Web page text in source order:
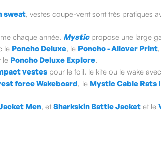
sweat, vestes coupe-vent sont très pratiques
chaque année, Mysticpropose une large
le Poncho Deluxe, le Poncho - Allover Print
le Poncho Deluxe Explore.
vestes pour le foil, le kite ou le wake
force Wakeboard, le Mystic Cable Rats
Men, et Sharkskin Battle Jacket et le